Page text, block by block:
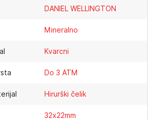
DANIEL WELLINGTON
Mineralno
Kvarcni
Do 3 ATM
Hirurški čelik
32x22mm